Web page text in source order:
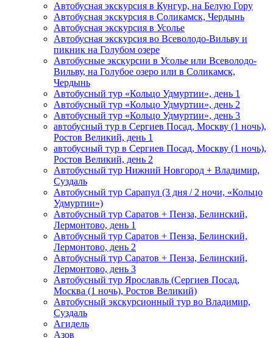
Автобусная экскурсия в Кунгур, на Белую Гору
Автобусная экскурсия в Соликамск, Чердынь
Автобусная экскурсия в Усолье
Автобусная экскурсия во Всеволодо-Вильву и
пикник на Голубом озере
Автобусные экскурсии в Усолье или Всеволодо-
Вильву, на Голубое озеро или в Соликамск,
Чердынь
Автобусный тур «Кольцо Удмуртии», день 1
Автобусный тур «Кольцо Удмуртии», день 2
Автобусный тур «Кольцо Удмуртии», день 3
автобусный тур в Сергиев Посад, Москву (1 ночь),
Ростов Великий, день 1
автобусный тур в Сергиев Посад, Москву (1 ночь),
Ростов Великий, день 2
Автобусный тур Нижний Новгород + Владимир,
Суздаль
Автобусный тур Сарапул (3 дня / 2 ночи, «Кольцо
Удмуртии»)
Автобусный тур Саратов + Пенза, Белинский,
Лермонтово, день 1
Автобусный тур Саратов + Пенза, Белинский,
Лермонтово, день 2
Автобусный тур Саратов + Пенза, Белинский,
Лермонтово, день 3
Автобусный тур Ярославль (Сергиев Посад,
Москва (1 ночь), Ростов Великий)
Автобусный экскурсионный тур во Владимир,
Суздаль
Агидель
Азов